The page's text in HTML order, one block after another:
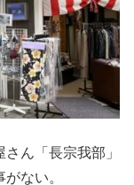
ん「長宗我部」
ない。